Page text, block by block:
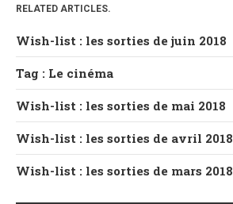
RELATED ARTICLES.
Wish-list : les sorties de juin 2018
Tag : Le cinéma
Wish-list : les sorties de mai 2018
Wish-list : les sorties de avril 2018
Wish-list : les sorties de mars 2018